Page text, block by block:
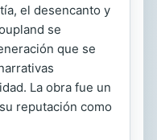
el desencanto y
se
que se
La obra fue un
reputación como